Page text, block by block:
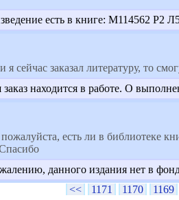
есть в книге: М114562 Р2
сейчас заказал литературу, то
находится в работе. О
пожалуйста, есть ли в
данного издания нет в
<<
1171 1170 1169